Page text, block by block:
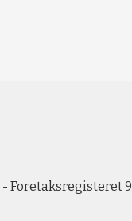
- Foretaksregisteret